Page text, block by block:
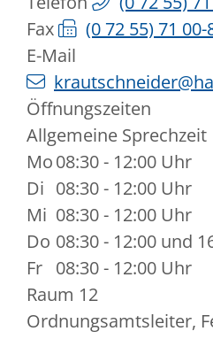
Fax
(072 55) 71 00-
E-Mail
Öffnungszeiten
Allgemeine Sprechzeit
Mo08:30 - 12:00 Uhr
Di 08:30 - 12:00 Uhr
Mi 08:30 - 12:00 Uhr
Do 08:30 - 12:00 und
Fr 08:30 - 12:00 Uhr
Raum 12
Ordnungsamtsleiter,